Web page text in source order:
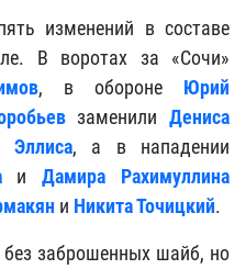
изменений в составе
В воротах за «Сочи»
, в обороне Юрий
заменилиДениса
Эллиса, а в нападении
иДамира Рахимуллина
и Никита Точицкий.
заброшенных шайб, но